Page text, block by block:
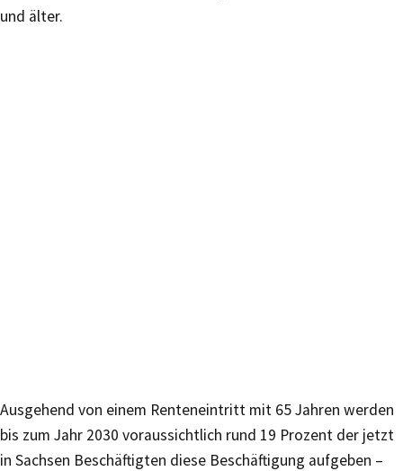
und älter.
Ausgehend von einem Renteneintritt mit 65 Jahren werden
bis zum Jahr 2030 voraussichtlich rund 19 Prozent der jetzt
in Sachsen Beschäftigten diese Beschäftigung aufgeben –